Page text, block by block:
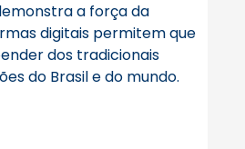
a força da
digitais permitem que
dos tradicionais
do Brasil e do mundo.